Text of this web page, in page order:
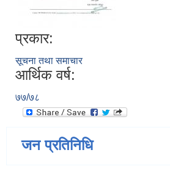
प्रकार:
सूचना तथा समाचार
आर्थिक वर्ष:
७७/७८
जन प्रतिनिधि